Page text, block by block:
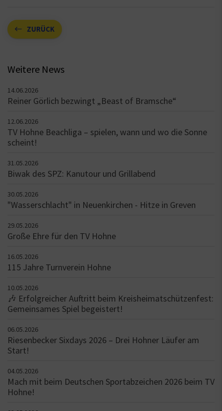
ZURÜCK
Weitere News
14.06.2026
Reiner Görlich bezwingt „Beast of Bramsche“
12.06.2026
TV Hohne Beachliga – spielen, wann und wo die Sonne
scheint!
31.05.2026
Biwak des SPZ: Kanutour und Grillabend
30.05.2026
"Wasserschlacht" in Neuenkirchen - Hitze in Greven
29.05.2026
Große Ehre für den TV Hohne
16.05.2026
115 Jahre Turnverein Hohne
10.05.2026
🎶 Erfolgreicher Auftritt beim Kreisheimatschützenfest:
Gemeinsames Spiel begeistert!
06.05.2026
Riesenbecker Sixdays 2026 – Drei Hohner Läufer am
Start!
04.05.2026
Mach mit beim Deutschen Sportabzeichen 2026 beim TV
Hohne!